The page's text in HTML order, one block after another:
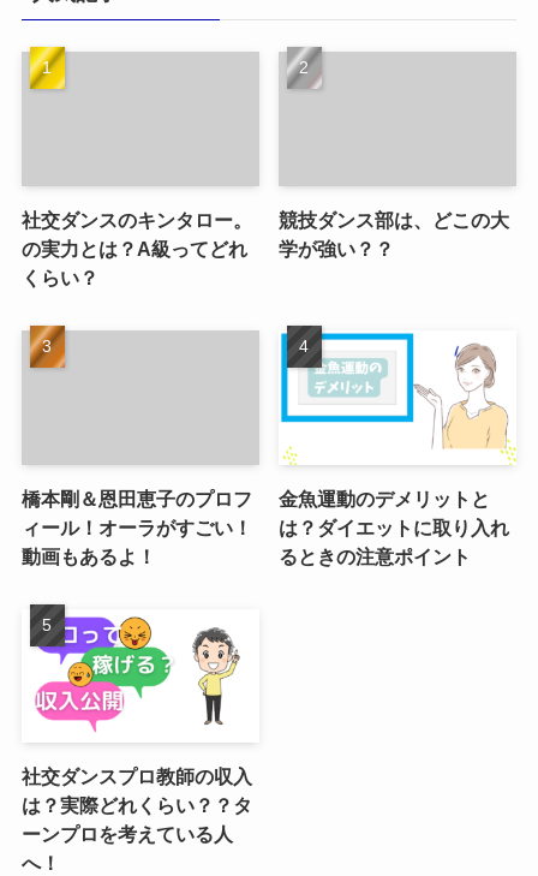
社交ダンスのキンタロー。
の実力とは？A級ってどれ
くらい？
競技ダンス部は、どこの大
学が強い？？
橋本剛＆恩田恵子のプロフ
ィール！オーラがすごい！
動画もあるよ！
金魚運動のデメリットと
は？ダイエットに取り入れ
るときの注意ポイント
社交ダンスプロ教師の収入
は？実際どれくらい？？タ
ーンプロを考えている人
へ！